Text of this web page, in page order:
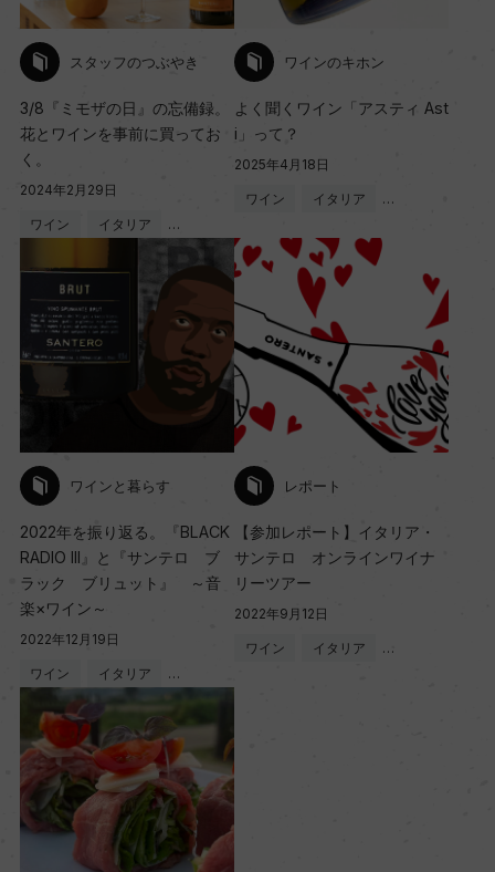
スタッフのつぶやき
3/8『ミモザの日』の忘備録。
花とワインを事前に買ってお
く。
2024年2月29日
ワイン イタリア …
ワインのキホン
よく聞くワイン「アスティ Ast
i」って？
2025年4月18日
ワイン イタリア …
ワインと暮らす
2022年を振り返る。『BLACK
RADIO III』と『サンテロ ブ
ラック ブリュット』 ～音
楽×ワイン～
2022年12月19日
ワイン イタリア …
レポート
【参加レポート】イタリア・
サンテロ オンラインワイナ
リーツアー
2022年9月12日
ワイン イタリア …